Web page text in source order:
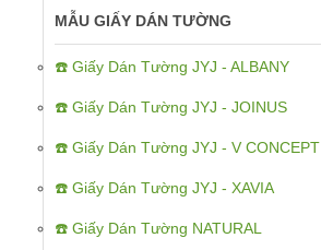
MẪU GIẤY DÁN TƯỜNG
☎️ Giấy Dán Tường JYJ - ALBANY
☎️ Giấy Dán Tường JYJ - JOINUS
☎️ Giấy Dán Tường JYJ - V CONCEPT
☎️ Giấy Dán Tường JYJ - XAVIA
☎️ Giấy Dán Tường NATURAL